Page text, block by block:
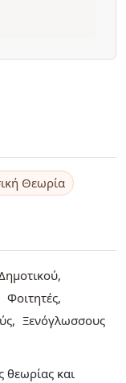
Θεωρία
Φοιτητές
Ξενόγλωσσους
θεωρίας και